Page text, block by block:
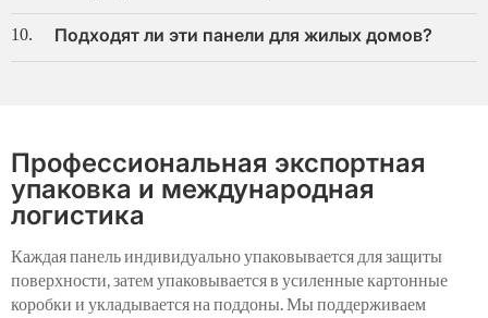
10. Подходят ли эти панели для жилых домов?
Профессиональная экспортная
упаковка и международная
логистика
Каждая панель индивидуально упаковывается для защиты
поверхности, затем упаковывается в усиленные картонные
коробки и укладывается на поддоны. Мы поддерживаем